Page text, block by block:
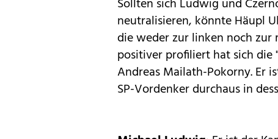
Sollten sich Ludwig und
neutralisieren, könnte Häupl
die weder zur linken noch
positiver profiliert hat sich
Andreas Mailath-Pokorny. Er
SP-Vordenker durchaus in